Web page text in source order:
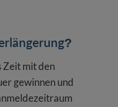
Zeit mit den
gewinnen und